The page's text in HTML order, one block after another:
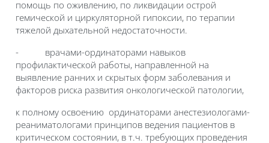
помощь по оживлению, по ликвидации острой
гемической и циркуляторной гипоксии, по терапии
тяжелой дыхательной недостаточности.
-
врачами-ординаторами навыков
профилактической работы, направленной на
выявление ранних и скрытых форм заболевания и
факторов риска развития онкологической патологии,
к полному освоению ординаторами анестезиологами-
реаниматологами принципов ведения пациентов в
критическом состоянии, в т.ч. требующих проведения